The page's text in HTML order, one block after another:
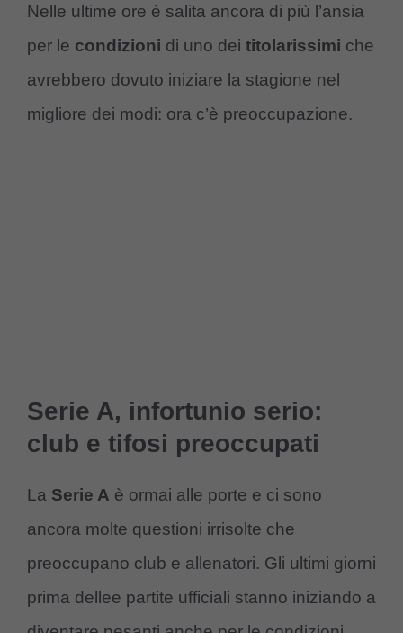
Nelle ultime ore è salita ancora di più l’ansia
per le condizioni di uno dei titolarissimi che
avrebbero dovuto iniziare la stagione nel
migliore dei modi: ora c’è preoccupazione.
Serie A, infortunio serio:
club e tifosi preoccupati
La Serie A è ormai alle porte e ci sono
ancora molte questioni irrisolte che
preoccupano club e allenatori. Gli ultimi giorni
prima dellee partite ufficiali stanno iniziando a